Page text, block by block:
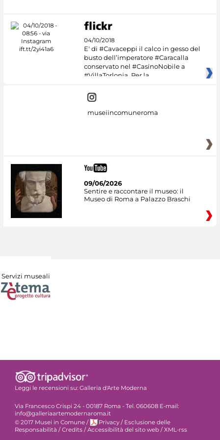
04/10/2018
E' di #Cavaceppi il calco in gesso del
busto dell’imperatore #Caracalla
conservato nel #CasinoNobile a
#VillaTorlonia. Per la
museiincomuneroma
09/06/2026
Sentire e raccontare il museo: il
Museo di Roma a Palazzo Braschi
Servizi museali
Leggi le recensioni su: Galleria d'Arte Moderna
Via Francesco Crispi 24 - 00187 Roma - Tel. 060608 E-mail:
info@galleriaartemodernaroma.it
© 2017 Musei in Comune / Privacy / Esclusione delle
Responsabilità /Credits /Accessibilità del sito web /XML-rss